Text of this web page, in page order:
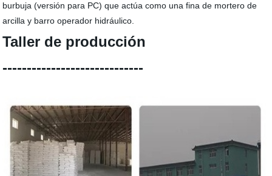
burbuja (versión para PC) que actúa como una fina de mortero de
arcilla y barro operador hidráulico.
Taller de producción
-----------------------------